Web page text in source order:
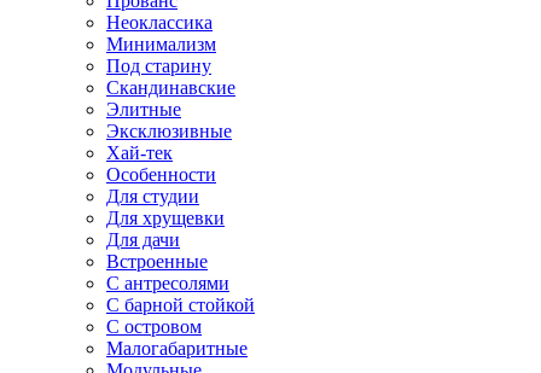
Неоклассика
Минимализм
Под старину
Скандинавские
Элитные
Эксклюзивные
Хай-тек
Особенности
Для студии
Для хрущевки
Для дачи
Встроенные
С антресолями
С барной стойкой
С островом
Малогабаритные